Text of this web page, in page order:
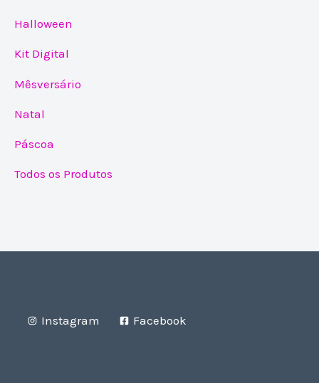
Halloween
Kit Digital
Mêsversário
Natal
Páscoa
Todos os Produtos
Instagram Facebook